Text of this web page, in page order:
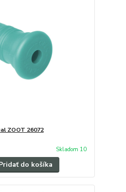
ZOOT 26072
Skladom 10
do košíka